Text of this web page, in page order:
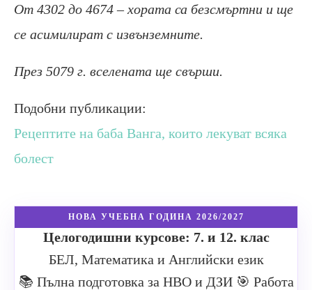
От 4302 до 4674 – хората са безсмъртни и ще
се асимилират с извънземните.
През 5079 г. вселената ще свърши.
Подобни публикации:
Рецептите на баба Ванга, които лекуват всяка
болест
НОВА УЧЕБНА ГОДИНА 2026/2027
Целогодишни курсове: 7. и 12. клас
БЕЛ, Математика и Английски език
📚 Пълна подготовка за НВО и ДЗИ 🎯 Работа